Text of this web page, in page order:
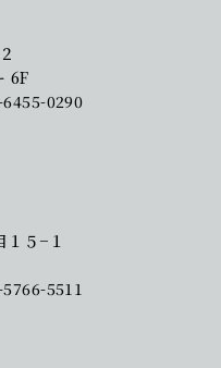
6F
0290
１５−１
5511